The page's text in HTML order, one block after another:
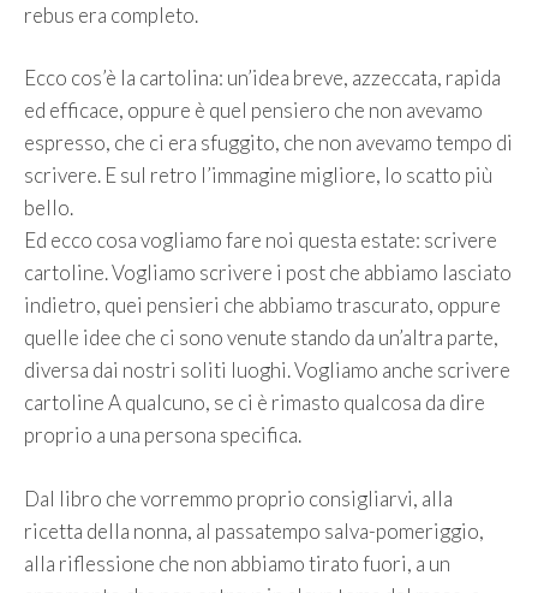
rebus era completo.
Ecco cos’è la cartolina: un’idea breve, azzeccata, rapida
ed efficace, oppure è quel pensiero che non avevamo
espresso, che ci era sfuggito, che non avevamo tempo di
scrivere. E sul retro l’immagine migliore, lo scatto più
bello.
Ed ecco cosa vogliamo fare noi questa estate: scrivere
cartoline. Vogliamo scrivere i post che abbiamo lasciato
indietro, quei pensieri che abbiamo trascurato, oppure
quelle idee che ci sono venute stando da un’altra parte,
diversa dai nostri soliti luoghi. Vogliamo anche scrivere
cartoline A qualcuno, se ci è rimasto qualcosa da dire
proprio a una persona specifica.
Dal libro che vorremmo proprio consigliarvi, alla
ricetta della nonna, al passatempo salva-pomeriggio,
alla riflessione che non abbiamo tirato fuori, a un